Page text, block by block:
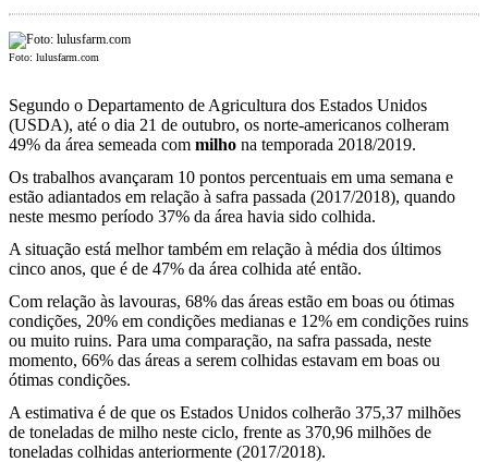
Foto: lulusfarm.com
Segundo o Departamento de Agricultura dos Estados Unidos
(USDA), até o dia 21 de outubro, os norte-americanos colheram
49% da área semeada com milho na temporada 2018/2019.
Os trabalhos avançaram 10 pontos percentuais em uma semana e
estão adiantados em relação à safra passada (2017/2018), quando
neste mesmo período 37% da área havia sido colhida.
A situação está melhor também em relação à média dos últimos
cinco anos, que é de 47% da área colhida até então.
Com relação às lavouras, 68% das áreas estão em boas ou ótimas
condições, 20% em condições medianas e 12% em condições ruins
ou muito ruins. Para uma comparação, na safra passada, neste
momento, 66% das áreas a serem colhidas estavam em boas ou
ótimas condições.
A estimativa é de que os Estados Unidos colherão 375,37 milhões
de toneladas de milho neste ciclo, frente as 370,96 milhões de
toneladas colhidas anteriormente (2017/2018).